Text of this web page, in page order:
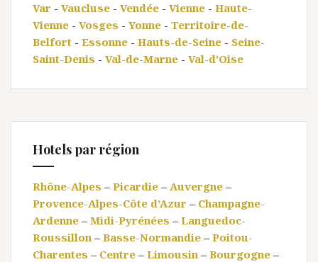
Var - Vaucluse - Vendée - Vienne - Haute-
Vienne - Vosges - Yonne - Territoire-de-
Belfort - Essonne - Hauts-de-Seine - Seine-
Saint-Denis - Val-de-Marne - Val-d'Oise
Hotels par région
Rhône-Alpes – Picardie – Auvergne –
Provence-Alpes-Côte d’Azur – Champagne-
Ardenne – Midi-Pyrénées – Languedoc-
Roussillon – Basse-Normandie – Poitou-
Charentes – Centre – Limousin – Bourgogne –